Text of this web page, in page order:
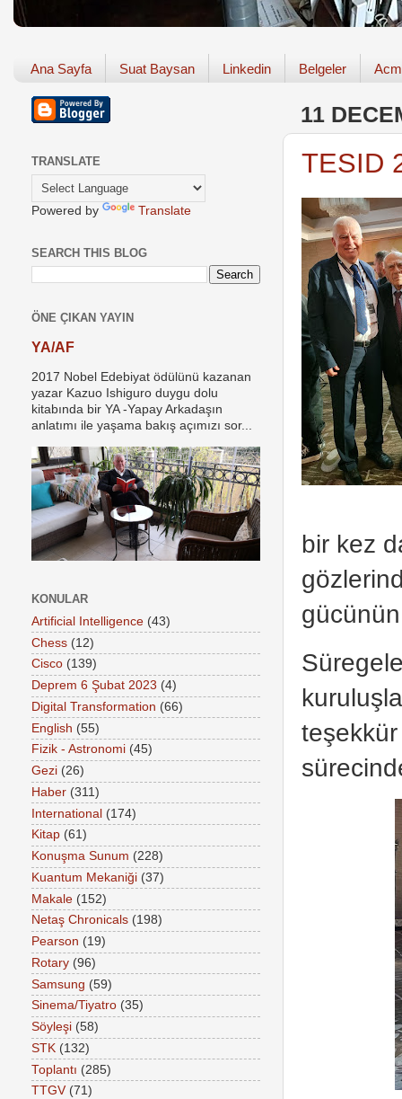
Ana Sayfa Suat Baysan Linkedin Belgeler
11
TESID
bir kez
TRANSLATE
Powered by Translate
SEARCH THIS BLOG
ÖNE ÇIKAN YAYIN
YA/AF
2017 Nobel Edebiyat ödülünü kazanan
yazar Kazuo Ishiguro duygu dolu
kitabında bir YA -Yapay Arkadaşın
anlatımı ile yaşama bakış açımızı sor...
KONULAR
Artificial Intelligence (43)
Chess (12)
Cisco (139)
Deprem 6 Şubat 2023 (4)
Digital Transformation (66)
English (55)
Fizik - Astronomi (45)
Gezi (26)
Haber (311)
International (174)
Kitap (61)
Konuşma Sunum (228)
Kuantum Mekaniği (37)
Makale (152)
Netaş Chronicals (198)
Pearson (19)
Rotary (96)
Samsung (59)
Sinema/Tiyatro (35)
Söyleşi (58)
STK (132)
Toplantı (285)
TTGV (71)